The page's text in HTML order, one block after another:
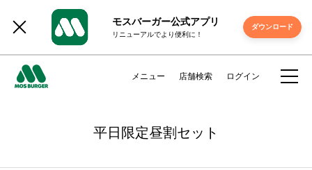
モスバーガー公式アプリ
リニューアルでより便利に！
ダウンロード
メニュー 店舗検索 ログイン
平日限定昼割セット